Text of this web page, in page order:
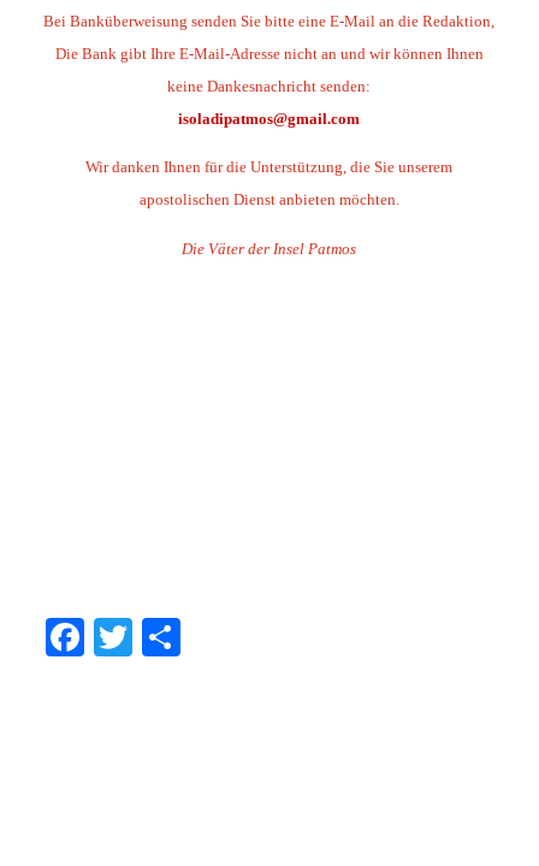
Bei Banküberweisung senden Sie bitte eine E-Mail an die Redaktion,
Die Bank gibt Ihre E-Mail-Adresse nicht an und wir können Ihnen
keine Dankesnachricht senden:
isoladipatmos@gmail.com
Wir danken Ihnen für die Unterstützung, die Sie unserem
apostolischen Dienst anbieten möchten.
Die Väter der Insel Patmos
Facebook
Twitter